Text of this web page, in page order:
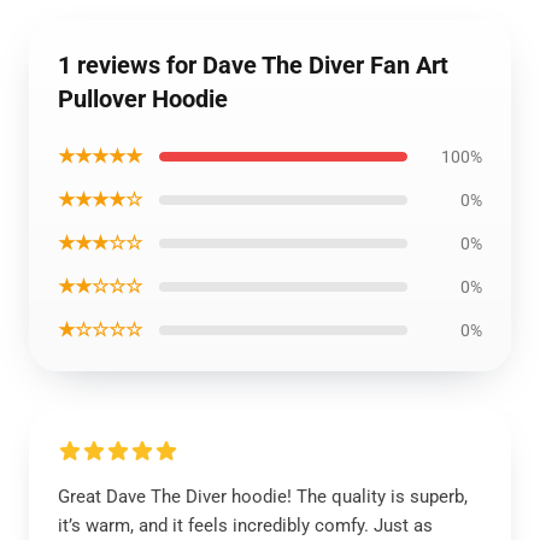
1 reviews for Dave The Diver Fan Art
Pullover Hoodie
★★★★★ 100%
★★★★☆ 0%
★★★☆☆ 0%
★★☆☆☆ 0%
★☆☆☆☆ 0%
Great Dave The Diver hoodie! The quality is superb,
it’s warm, and it feels incredibly comfy. Just as